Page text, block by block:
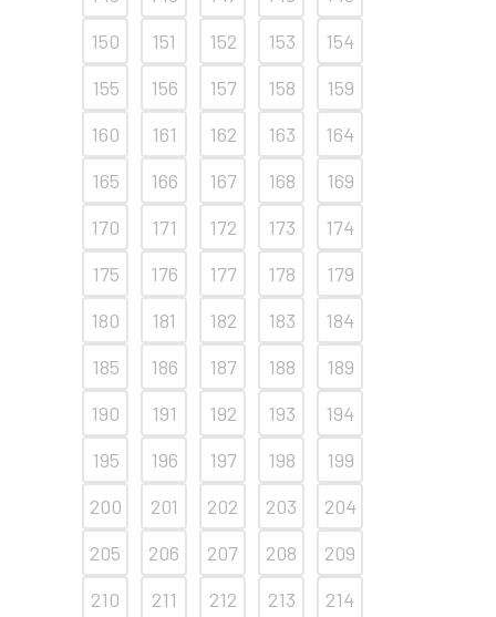
150
151 152 153
154
155
156 157 158
159
160
161 162 163
164
165
166 167 168
169
170
171 172 173
174
175
176 177 178
179
180
181 182 183
184
185
186 187 188
189
190
191 192 193
194
195
196 197 198
199
200
201 202 203
204
205
206 207 208
209
210
211 212 213
214